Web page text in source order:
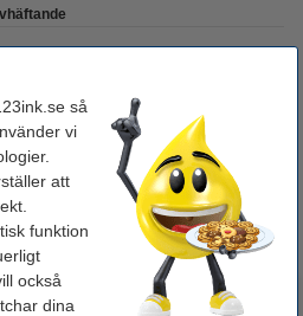
så
vi
att
funktion
också
dina
produkter